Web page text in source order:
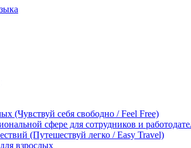
(Чувствуй себя свободно / Feel Free)
сфере для сотрудников и
(Путешествуй легко / Easy Travel)
взрослых